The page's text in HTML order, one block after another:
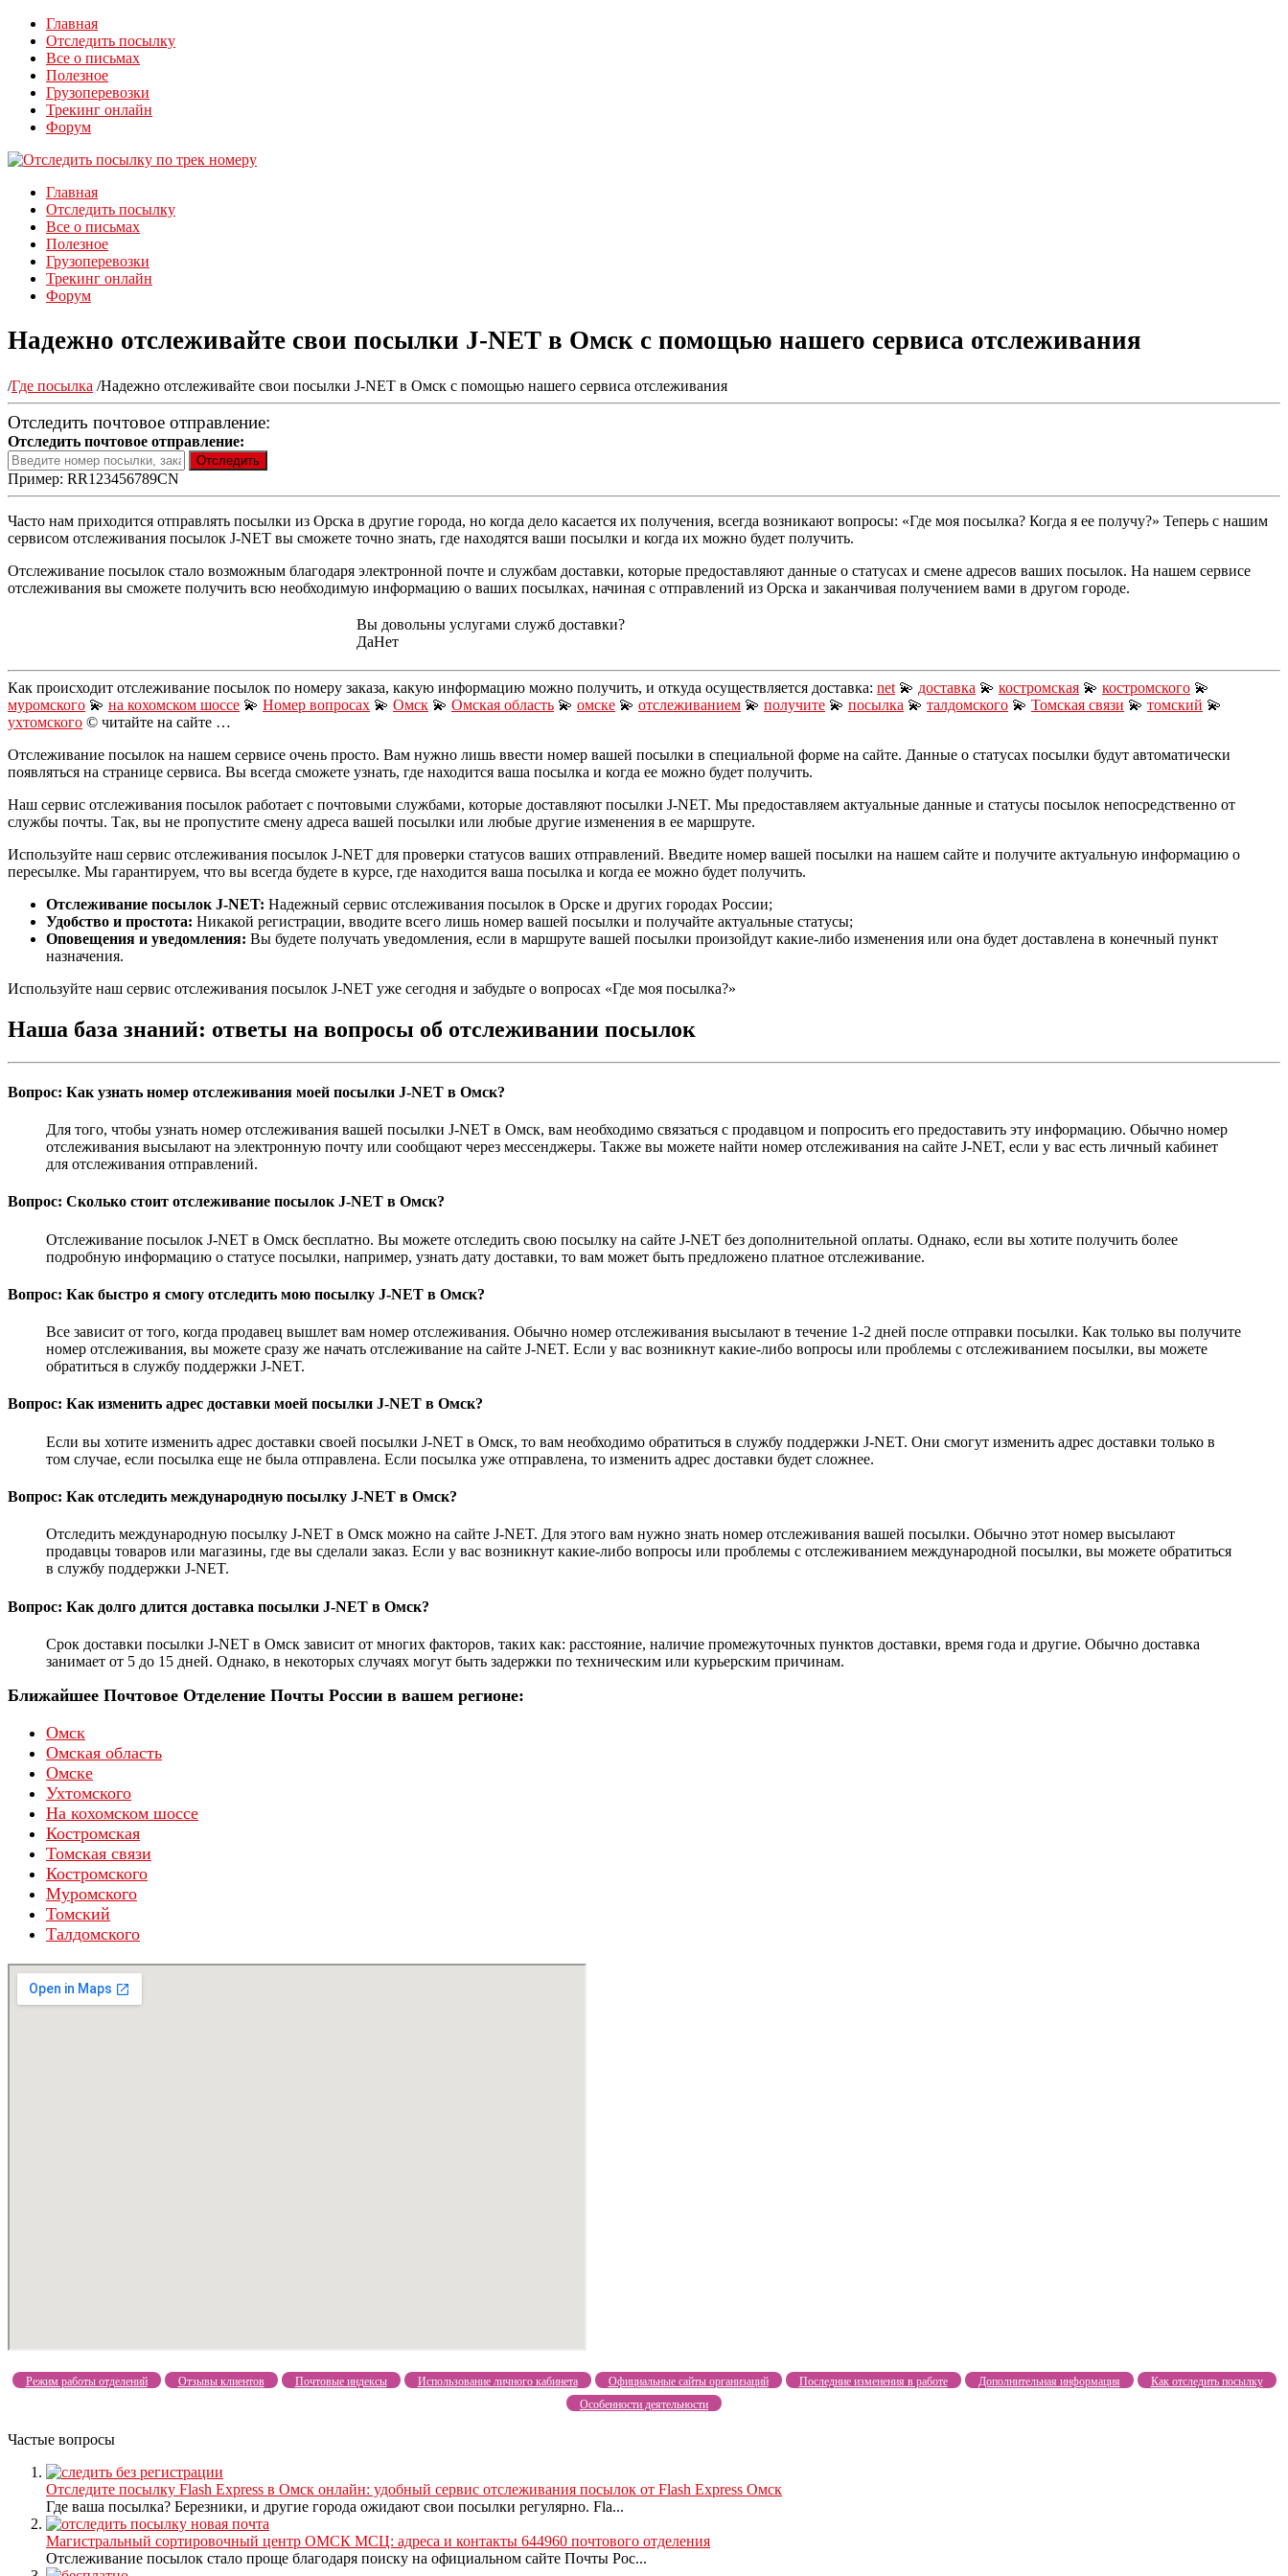
Главная
Отследить посылку
Все о письмах
Полезное
Грузоперевозки
Трекинг онлайн
Форум
Главная
Отследить посылку
Все о письмах
Полезное
Грузоперевозки
Трекинг онлайн
Форум
Надежно отслеживайте свои посылки J-NET в Омск с помощью нашего сервиса отслеживания
/Где посылка /Надежно отслеживайте свои посылки J-NET в Омск с помощью нашего сервиса отслеживания
Отследить почтовое отправление:
Отследить почтовое отправление:
Пример: RR123456789CN
Часто нам приходится отправлять посылки из Орска в другие города, но когда дело касается их получения, всегда возникают вопросы: «Где моя посылка? Когда я ее получу?» Теперь с нашим
сервисом отслеживания посылок J-NET вы сможете точно знать, где находятся ваши посылки и когда их можно будет получить.
Отслеживание посылок стало возможным благодаря электронной почте и службам доставки, которые предоставляют данные о статусах и смене адресов ваших посылок. На нашем сервисе
отслеживания вы сможете получить всю необходимую информацию о ваших посылках, начиная с отправлений из Орска и заканчивая получением вами в другом городе.
Вы довольны услугами служб доставки?
ДаНет
Как происходит отслеживание посылок по номеру заказа, какую информацию можно получить, и откуда осуществляется доставка: net 💫 доставка 💫 костромская 💫 костромского 💫
муромского 💫 на кохомском шоссе 💫 Номер вопросах 💫 Омск 💫 Омская область 💫 омске 💫 отслеживанием 💫 получите 💫 посылка 💫 талдомского 💫 Томская связи 💫 томский 💫
ухтомского © читайте на сайте …
Отслеживание посылок на нашем сервисе очень просто. Вам нужно лишь ввести номер вашей посылки в специальной форме на сайте. Данные о статусах посылки будут автоматически
появляться на странице сервиса. Вы всегда сможете узнать, где находится ваша посылка и когда ее можно будет получить.
Наш сервис отслеживания посылок работает с почтовыми службами, которые доставляют посылки J-NET. Мы предоставляем актуальные данные и статусы посылок непосредственно от
службы почты. Так, вы не пропустите смену адреса вашей посылки или любые другие изменения в ее маршруте.
Используйте наш сервис отслеживания посылок J-NET для проверки статусов ваших отправлений. Введите номер вашей посылки на нашем сайте и получите актуальную информацию о
пересылке. Мы гарантируем, что вы всегда будете в курсе, где находится ваша посылка и когда ее можно будет получить.
Отслеживание посылок J-NET: Надежный сервис отслеживания посылок в Орске и других городах России;
Удобство и простота: Никакой регистрации, вводите всего лишь номер вашей посылки и получайте актуальные статусы;
Оповещения и уведомления: Вы будете получать уведомления, если в маршруте вашей посылки произойдут какие-либо изменения или она будет доставлена в конечный пункт
назначения.
Используйте наш сервис отслеживания посылок J-NET уже сегодня и забудьте о вопросах «Где моя посылка?»
Наша база знаний: ответы на вопросы об отслеживании посылок
Вопрос: Как узнать номер отслеживания моей посылки J-NET в Омск?
Для того, чтобы узнать номер отслеживания вашей посылки J-NET в Омск, вам необходимо связаться с продавцом и попросить его предоставить эту информацию. Обычно номер
отслеживания высылают на электронную почту или сообщают через мессенджеры. Также вы можете найти номер отслеживания на сайте J-NET, если у вас есть личный кабинет
для отслеживания отправлений.
Вопрос: Сколько стоит отслеживание посылок J-NET в Омск?
Отслеживание посылок J-NET в Омск бесплатно. Вы можете отследить свою посылку на сайте J-NET без дополнительной оплаты. Однако, если вы хотите получить более
подробную информацию о статусе посылки, например, узнать дату доставки, то вам может быть предложено платное отслеживание.
Вопрос: Как быстро я смогу отследить мою посылку J-NET в Омск?
Все зависит от того, когда продавец вышлет вам номер отслеживания. Обычно номер отслеживания высылают в течение 1-2 дней после отправки посылки. Как только вы получите
номер отслеживания, вы можете сразу же начать отслеживание на сайте J-NET. Если у вас возникнут какие-либо вопросы или проблемы с отслеживанием посылки, вы можете
обратиться в службу поддержки J-NET.
Вопрос: Как изменить адрес доставки моей посылки J-NET в Омск?
Если вы хотите изменить адрес доставки своей посылки J-NET в Омск, то вам необходимо обратиться в службу поддержки J-NET. Они смогут изменить адрес доставки только в
том случае, если посылка еще не была отправлена. Если посылка уже отправлена, то изменить адрес доставки будет сложнее.
Вопрос: Как отследить международную посылку J-NET в Омск?
Отследить международную посылку J-NET в Омск можно на сайте J-NET. Для этого вам нужно знать номер отслеживания вашей посылки. Обычно этот номер высылают
продавцы товаров или магазины, где вы сделали заказ. Если у вас возникнут какие-либо вопросы или проблемы с отслеживанием международной посылки, вы можете обратиться
в службу поддержки J-NET.
Вопрос: Как долго длится доставка посылки J-NET в Омск?
Срок доставки посылки J-NET в Омск зависит от многих факторов, таких как: расстояние, наличие промежуточных пунктов доставки, время года и другие. Обычно доставка
занимает от 5 до 15 дней. Однако, в некоторых случаях могут быть задержки по техническим или курьерским причинам.
Ближайшее Почтовое Отделение Почты России в вашем регионе:
Омск
Омская область
Омске
Ухтомского
На кохомском шоссе
Костромская
Томская связи
Костромского
Муромского
Томский
Талдомского
Режим работы отделений Отзывы клиентов Почтовые индексы Использование личного кабинета Официальные сайты организаций Последние изменения в работе Дополнительная информация
Как отследить посылку
Особенности деятельности
Частые вопросы
Отследите посылку Flash Express в Омск онлайн: удобный сервис отслеживания посылок от Flash Express Омск
Где ваша посылка? Березники, и другие города ожидают свои посылки регулярно. Fla...
Магистральный сортировочный центр ОМСК МСЦ: адреса и контакты 644960 почтового отделения
Отслеживание посылок стало проще благодаря поиску на официальном сайте Почты Рос...